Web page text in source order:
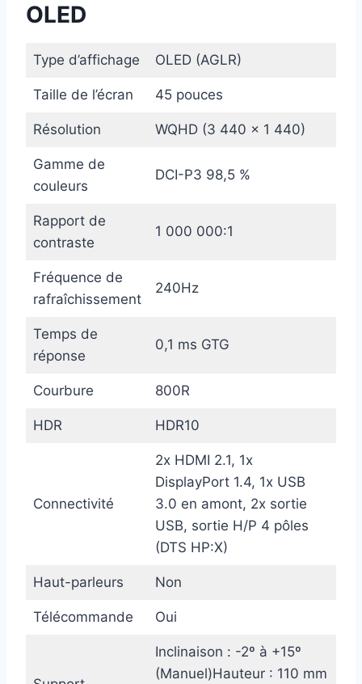
OLED
Type d’affichage OLED (AGLR)
Taille de l’écran 45 pouces
Résolution WQHD (3 440 x 1 440)
Gamme de
couleurs
DCI-P3 98,5 %
Rapport de
contraste
1 000 000:1
Fréquence de
rafraîchissement
240Hz
Temps de
réponse
0,1 ms GTG
Courbure 800R
HDR HDR10
Connectivité
2x HDMI 2.1, 1x
DisplayPort 1.4, 1x USB
3.0 en amont, 2x sortie
USB, sortie H/P 4 pôles
(DTS HP:X)
Haut-parleurs Non
Télécommande Oui
Inclinaison : -2º à +15º
(Manuel)Hauteur : 110 mm